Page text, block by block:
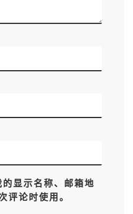
显示名称、邮箱地
评论时使用。